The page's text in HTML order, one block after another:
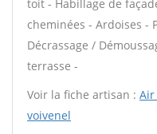
toit - Habillage de
cheminées - Ardoises -
Décrassage /
terrasse -
Voir la fiche artisan :
voivenel